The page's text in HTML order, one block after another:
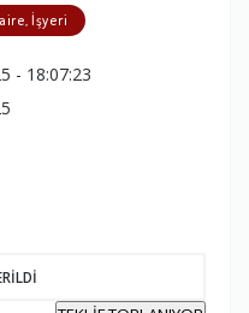
İşyeri
- 18:07:23